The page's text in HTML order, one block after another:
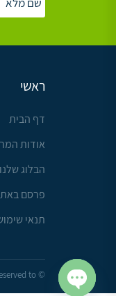
ראשי
דף הבית
אודות
הבלוג שלנו
פרסם
תנאי
© All rights reserved to סמינרים לימודים וקורסים